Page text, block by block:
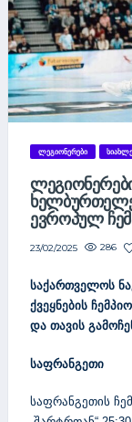
ᲚᲔᲒᲘᲝᲜᲔᲠᲔᲑᲘ
ᲔᲕᲠᲝᲞᲣᲚ
23/02/2025 286
საქართველოს
ქვეყნების
და თავის
საფრანგეთი
საფრანგეთის